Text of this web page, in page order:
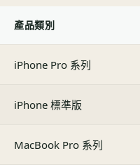
產品類別
iPhone Pro 系列
iPhone 標準版
MacBook Pro 系列